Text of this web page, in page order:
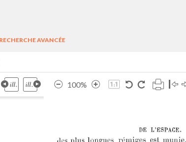
RECHERCHE AVANCÉE
100%